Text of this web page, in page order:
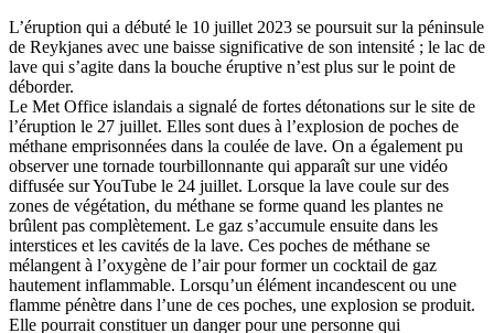
L’éruption qui a débuté le 10 juillet 2023 se poursuit sur la péninsule
de Reykjanes avec une baisse significative de son intensité ; le lac de
lave qui s’agite dans la bouche éruptive n’est plus sur le point de
déborder.
Le Met Office islandais a signalé de fortes détonations sur le site de
l’éruption le 27 juillet. Elles sont dues à l’explosion de poches de
méthane emprisonnées dans la coulée de lave. On a également pu
observer une tornade tourbillonnante qui apparaît sur une vidéo
diffusée sur YouTube le 24 juillet. Lorsque la lave coule sur des
zones de végétation, du méthane se forme quand les plantes ne
brûlent pas complètement. Le gaz s’accumule ensuite dans les
interstices et les cavités de la lave. Ces poches de méthane se
mélangent à l’oxygène de l’air pour former un cocktail de gaz
hautement inflammable. Lorsqu’un élément incandescent ou une
flamme pénètre dans l’une de ces poches, une explosion se produit.
Elle pourrait constituer un danger pour une personne qui